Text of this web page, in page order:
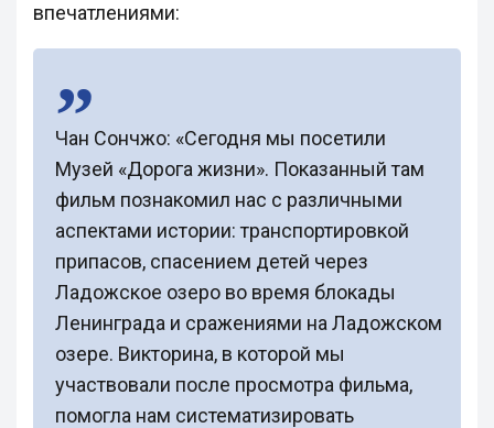
впечатлениями:
Чан Сончжо: «Сегодня мы посетили
Музей «Дорога жизни». Показанный там
фильм познакомил нас с различными
аспектами истории: транспортировкой
припасов, спасением детей через
Ладожское озеро во время блокады
Ленинграда и сражениями на Ладожском
озере. Викторина, в которой мы
участвовали после просмотра фильма,
помогла нам систематизировать